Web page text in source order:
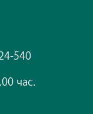
540
час.